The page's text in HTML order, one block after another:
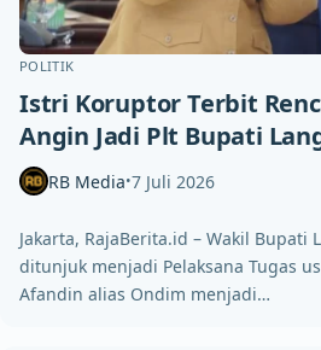
POLITIK
Istri Koruptor Terbit
Angin Jadi Plt Bupati
RB Media•7 Juli 2026
Jakarta, RajaBerita.id – Wakil Bupati
ditunjuk menjadi Pelaksana Tugas
Afandin alias Ondim menjadi…